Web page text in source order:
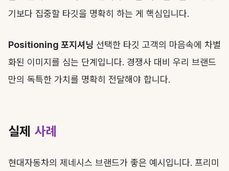
기보다 집중할 타깃을 명확히 하는 게 핵심입니다.
Positioning 포지셔닝 선택한 타깃 고객의 마음속에 차별
화된 이미지를 심는 단계입니다. 경쟁사 대비 우리 브랜드
만의 독특한 가치를 명확히 전달해야 합니다.
실제 사례
현대자동차의 제네시스 브랜드가 좋은 예시입니다. 프리미